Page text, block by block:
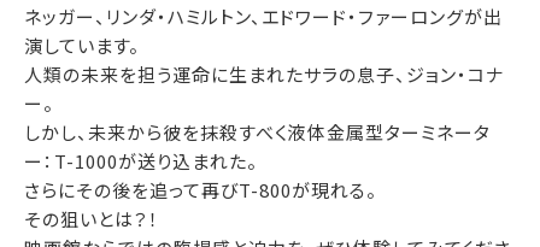
ネッガー、リンダ・ハミルトン、エドワード・ファーロングが出
演しています。
人類の未来を担う運命に生まれたサラの息子、ジョン・コナ
ー。
しかし、未来から彼を抹殺すべく液体金属型ターミネータ
ー：T-1000が送り込まれた。
さらにその後を追って再びT-800が現れる。
その狙いとは？！